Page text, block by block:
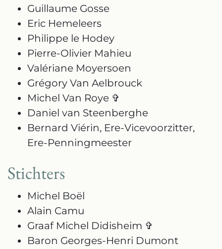
Guillaume Gosse
Eric Hemeleers
Philippe le Hodey
Pierre-Olivier Mahieu
Valériane Moyersoen
Grégory Van Aelbrouck
Michel Van Roye ✞
Daniel van Steenberghe
Bernard Viérin, Ere-Vicevoorzitter,
Ere-Penningmeester
Stichters
Michel Boël
Alain Camu
Graaf Michel Didisheim ✞
Baron Georges-Henri Dumont